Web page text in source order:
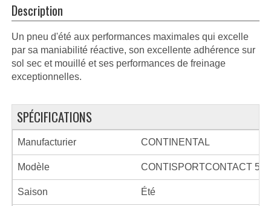
Description
Un pneu d'été aux performances maximales qui excelle
par sa maniabilité réactive, son excellente adhérence sur
sol sec et mouillé et ses performances de freinage
exceptionnelles.
SPÉCIFICATIONS
Manufacturier CONTINENTAL
Modèle CONTISPORTCONTACT 5P
Saison Été